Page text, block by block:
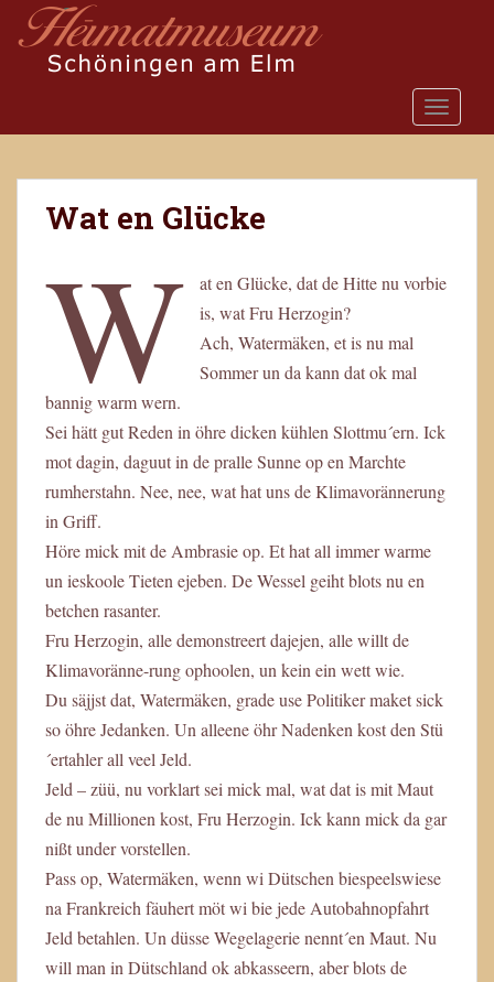
o
Wat en Glücke
W
at en Glücke, dat de Hitte nu vorbie
is, wat Fru Herzogin?
Ach, Watermäken, et is nu mal
Sommer un da kann dat ok mal
bannig warm wern.
Sei hätt gut Reden in öhre dicken kühlen Slottmu´ern. Ick
mot dagin, daguut in de pralle Sunne op en Marchte
rumherstahn. Nee, nee, wat hat uns de Klimavorännerung
in Griff.
Höre mick mit de Ambrasie op. Et hat all immer warme
un ieskoole Tieten ejeben. De Wessel geiht blots nu en
betchen rasanter.
Fru Herzogin, alle demonstreert dajejen, alle willt de
Klimavoränne-rung ophoolen, un kein ein wett wie.
Du säjjst dat, Watermäken, grade use Politiker maket sick
so öhre Jedanken. Un alleene öhr Nadenken kost den Stü
´ertahler all veel Jeld.
Jeld – züü, nu vorklart sei mick mal, wat dat is mit Maut
de nu Millionen kost, Fru Herzogin. Ick kann mick da gar
nißt under vorstellen.
Pass op, Watermäken, wenn wi Dütschen biespeelswiese
na Frankreich fäuhert möt wi bie jede Autobahnopfahrt
Jeld betahlen. Un düsse Wegelagerie nennt´en Maut. Nu
will man in Dütschland ok abkasseern, aber blots de